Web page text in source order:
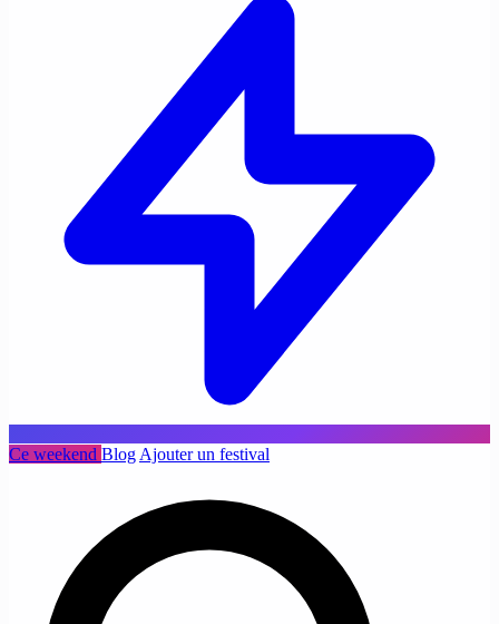
Ce weekend Blog Ajouter un festival